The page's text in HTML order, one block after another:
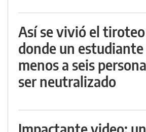
Así se vivió el
donde un
menos a seis
ser neutralizado